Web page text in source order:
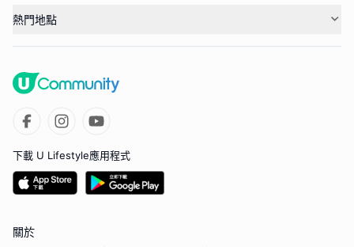
熱門地點
下載 U Lifestyle應用程式
關於